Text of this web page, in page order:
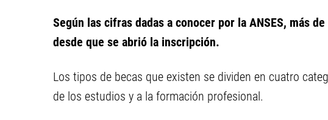
Según las cifras dadas a conocer por la ANSES, más
desde que se abrió la inscripción.
Los tipos de becas que existen se dividen en cuatro
de los estudios y a la formación profesional.